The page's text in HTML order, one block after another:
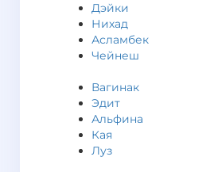
Дэйки
Нихад
Асламбек
Чейнеш
Вагинак
Эдит
Альфина
Кая
Луз